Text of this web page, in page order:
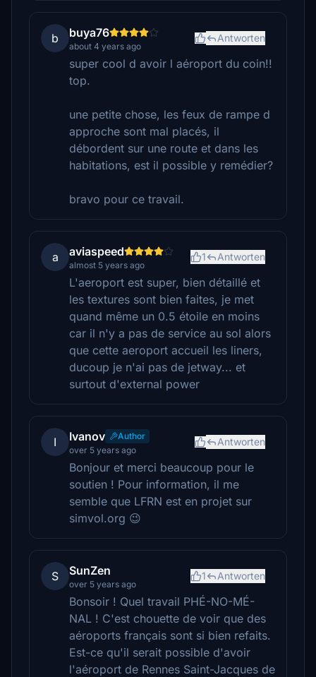
b buya76
about 4 years ago
Antworten
super cool d avoir l aéroport du coin!!
top.
une petite chose, les feux de rampe d
approche sont mal placés, il
débordent sur une route et dans les
habitations, est il possible y remédier?
bravo pour ce travail.
a aviaspeed
almost 5 years ago
1 Antworten
L'aeroport est super, bien détaillé et
les textures sont bien faites, je met
quand même un 0.5 étoile en moins
car il n'y a pas de service au sol alors
que cette aeroport accueil les liners,
ducoup je n'ai pas de jetway... et
surtout d'external power
I Ivanov
Author
over 5 years ago
Antworten
Bonjour et merci beaucoup pour le
soutien ! Pour information, il me
semble que LFRN est en projet sur
simvol.org 😉
S SunZen
over 5 years ago
1 Antworten
Bonsoir ! Quel travail PHÉ-NO-MÉ-
NAL ! C'est chouette de voir que des
aéroports français sont si bien refaits.
Est-ce qu'il serait possible d'avoir
l'aéroport de Rennes Saint-Jacques de